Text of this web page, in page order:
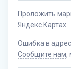
Проложить
Яндекс.Картах
Ошибка в
Сообщите нам,